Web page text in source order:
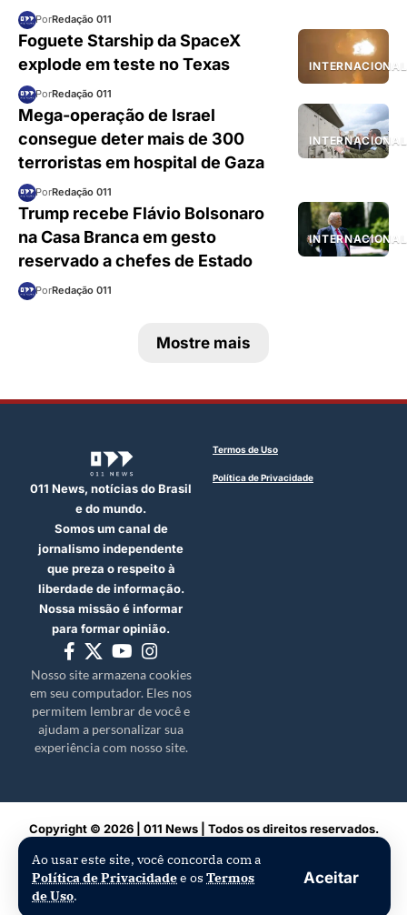
Ao usar este site, você concorda com a
Política de Privacidadee os Termos
de Uso.
Aceitar
PorRedação 011
INTERNACIONAL
Foguete Starship da SpaceX
explode em teste no Texas
PorRedação 011
INTERNACIONAL
Mega-operação de Israel
consegue deter mais de 300
terroristas em hospital de Gaza
PorRedação 011
INTERNACIONAL
Trump recebe Flávio Bolsonaro
na Casa Branca em gesto
reservado a chefes de Estado
PorRedação 011
Mostre mais
011 News, notícias do Brasil
e do mundo.
Somos um canal de
jornalismo independente
que preza o respeito à
liberdade de informação.
Nossa missão é informar
para formar opinião.
Nosso site armazena cookies
em seu computador. Eles nos
permitem lembrar de você e
ajudam a personalizar sua
experiência com nosso site.
Termos de Uso
Política de Privacidade
Copyright © 2026 | 011 News | Todos os direitos reservados.